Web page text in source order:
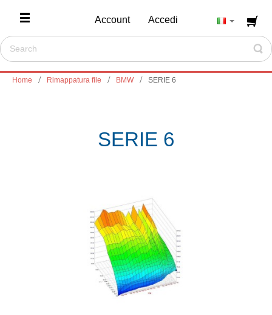
Account Accedi
Home Rimappatura file BMW SERIE 6
SERIE 6